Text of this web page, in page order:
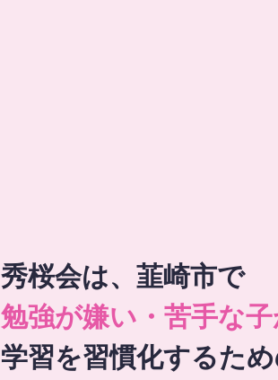
秀桜会は、韮崎市で
勉強が嫌い・苦手な
学習を習慣化するた